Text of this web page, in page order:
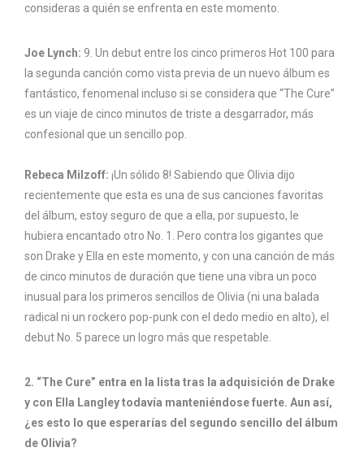
consideras a quién se enfrenta en este momento.
Joe Lynch: 9. Un debut entre los cinco primeros Hot 100 para
la segunda canción como vista previa de un nuevo álbum es
fantástico, fenomenal incluso si se considera que “The Cure”
es un viaje de cinco minutos de triste a desgarrador, más
confesional que un sencillo pop.
Rebeca Milzoff: ¡Un sólido 8! Sabiendo que Olivia dijo
recientemente que esta es una de sus canciones favoritas
del álbum, estoy seguro de que a ella, por supuesto, le
hubiera encantado otro No. 1. Pero contra los gigantes que
son Drake y Ella en este momento, y con una canción de más
de cinco minutos de duración que tiene una vibra un poco
inusual para los primeros sencillos de Olivia (ni una balada
radical ni un rockero pop-punk con el dedo medio en alto), el
debut No. 5 parece un logro más que respetable.
2. “The Cure” entra en la lista tras la adquisición de Drake
y con Ella Langley todavía manteniéndose fuerte. Aun así,
¿es esto lo que esperarías del segundo sencillo del álbum
de Olivia?